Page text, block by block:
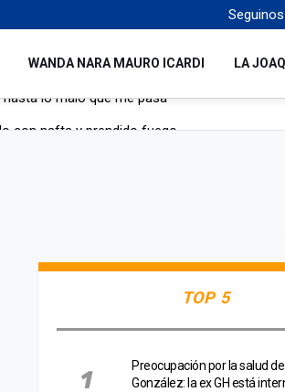
WANDA NARA MAURO ICARDI LA
TOP 5
Preocupación por la salud
González: la ex GH está